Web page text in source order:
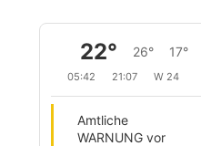
22° 26° 17°
05:42 21:07 W 24
Amtliche
WARNUNG vor